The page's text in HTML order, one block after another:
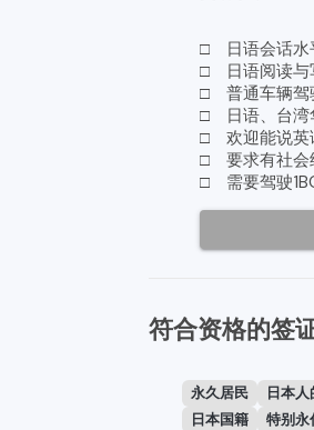
□ 日语会话水
□ 日语阅读与
□ 普通车辆驾
□ 日语、台湾
□ 欢迎能说英
□ 要求有社会
□ 需要驾驶
符合资格的签
永久居民 日本
日本国籍
特别永